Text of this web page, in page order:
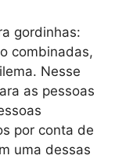
gordinhas:
combinadas,
Nesse
as pessoas
por conta de
uma dessas